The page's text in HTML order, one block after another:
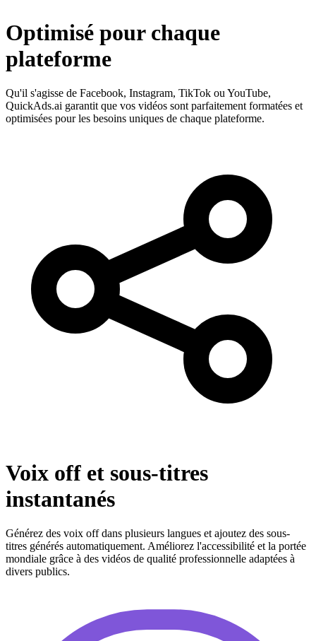
Optimisé pour chaque
plateforme
Qu'il s'agisse de Facebook, Instagram, TikTok ou YouTube,
QuickAds.ai garantit que vos vidéos sont parfaitement formatées et
optimisées pour les besoins uniques de chaque plateforme.
Voix off et sous-titres
instantanés
Générez des voix off dans plusieurs langues et ajoutez des sous-
titres générés automatiquement. Améliorez l'accessibilité et la portée
mondiale grâce à des vidéos de qualité professionnelle adaptées à
divers publics.